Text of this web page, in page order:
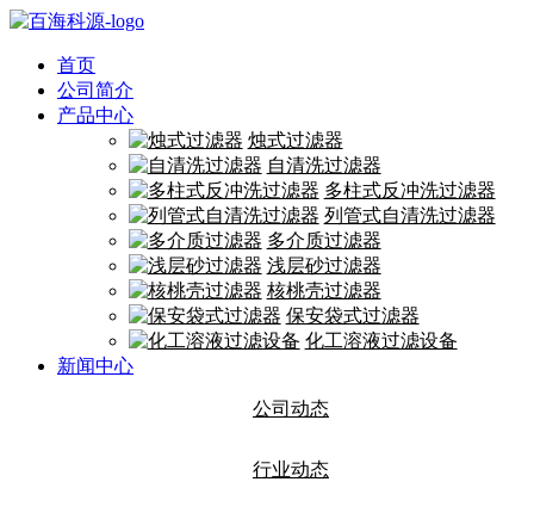
首页
公司简介
产品中心
烛式过滤器
自清洗过滤器
多柱式反冲洗过滤器
列管式自清洗过滤器
多介质过滤器
浅层砂过滤器
核桃壳过滤器
保安袋式过滤器
化工溶液过滤设备
新闻中心
公司动态
行业动态